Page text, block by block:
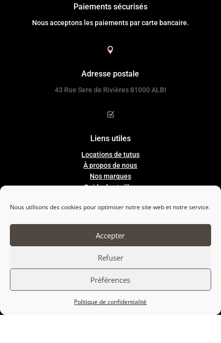
Nous utilisons des cookies pour optimiser notre site web et notre service.
Accepter
Refuser
Préférences
Politique de confidentialité
Paiements sécurisés
Nous acceptons les paiements par carte bancaire.

Adresse postale
43 Rue Sere de Rivières 81000 ALBI
Z
Liens utiles
Locations de tutus
À propos de nous
Nos marques
Guidedestailles
Conditions Générales de Ventes
